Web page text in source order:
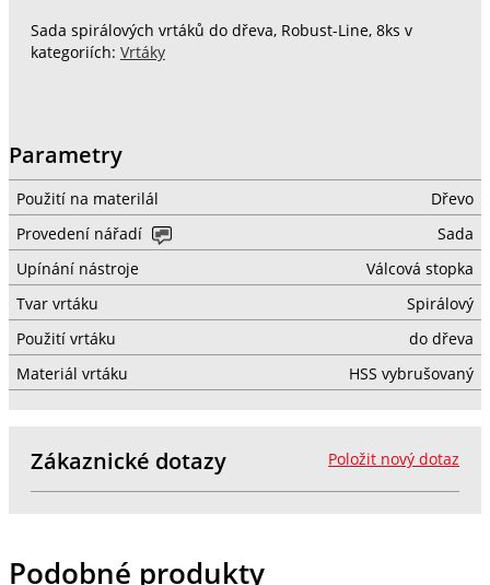
Sada spirálových vrtáků do dřeva, Robust-Line, 8ks v
kategoriích: Vrtáky
Parametry
Použití na materilál
Dřevo
Provedení nářadí
Sada
Upínání nástroje
Válcová stopka
Tvar vrtáku
Spirálový
Použití vrtáku
do dřeva
Materiál vrtáku
HSS vybrušovaný
Položit nový dotaz
Zákaznické dotazy
Podobné produkty